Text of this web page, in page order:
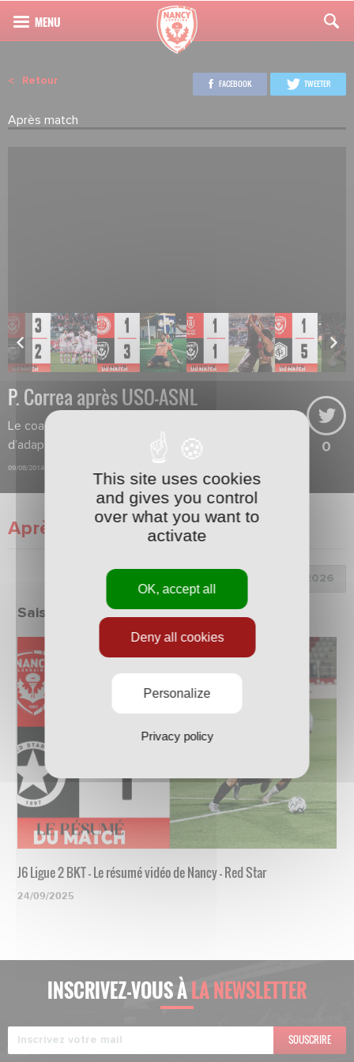
Retour
Après match
FACEBOOK TWEETER
P. Correa après USO-ASNL
Le coach est satisfait de la capacité
d’adaptation de ses joueurs.
09/08/2014
0
Après match
Choix de la saison :
Saison 2025/2026
J6 Ligue 2 BKT - Le résumé vidéo de Nancy - Red Star
24/09/2025
INSCRIVEZ-VOUS ÀLA NEWSLETTER
SOUSCRIRE
This site uses cookies
and gives you control
over what you want to
activate
OK, accept all
Deny all cookies
Personalize
Privacy policy